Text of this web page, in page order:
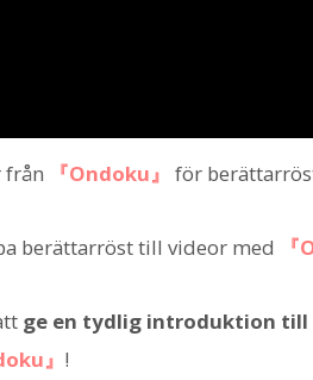
från 『Ondoku』 för
berättarröst till videor med
ge en tydlig introduktion till
』 !